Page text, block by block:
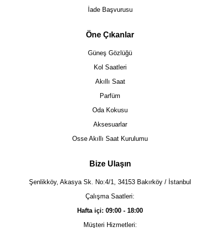
İade Başvurusu
Öne Çıkanlar
Güneş Gözlüğü
Kol Saatleri
Akıllı Saat
Parfüm
Oda Kokusu
Aksesuarlar
Osse Akıllı Saat Kurulumu
Bize Ulaşın
Şenlikköy, Akasya Sk. No:4/1, 34153 Bakırköy / İstanbul
Çalışma Saatleri:
Hafta içi: 09:00 - 18:00
Müşteri Hizmetleri: